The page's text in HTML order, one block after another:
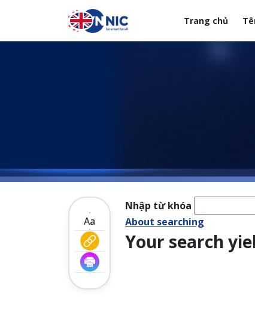
Nhảy đến nội dung
Trang chủ
Menuheader của
Aa
Nhập từ khóa
About searching
Your search